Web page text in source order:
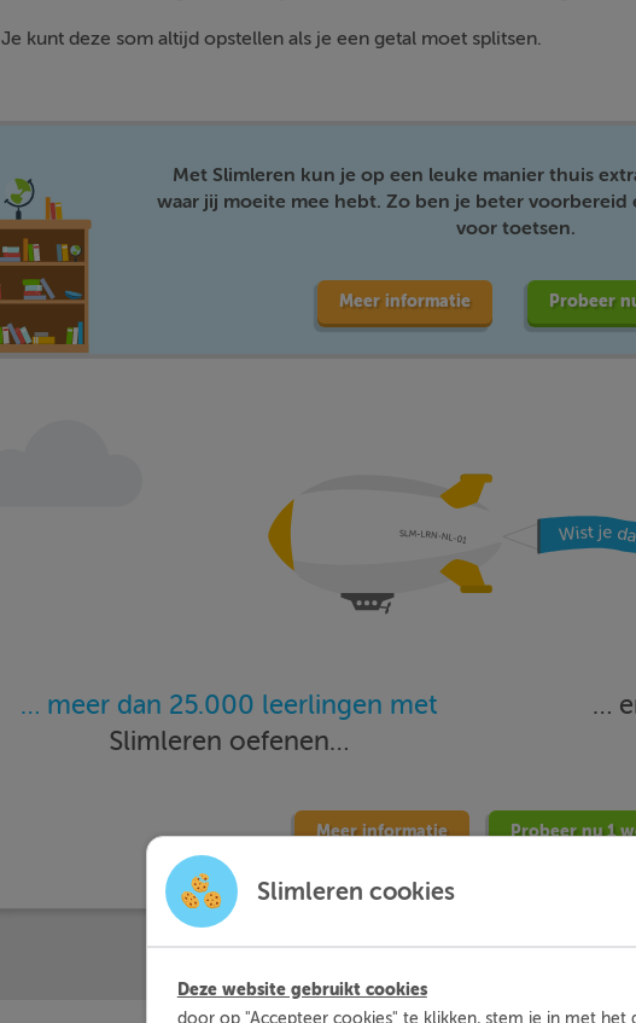
Je kunt deze som altijd opstellen als je een getal moet splitsen.
Met Slimleren kun je op een leuke manier thuis
waar jij moeite mee hebt. Zo ben je beter voorbereid
voor toetsen.
Meer informatie Probeer
… meer dan 25.000 leerlingen met
Slimleren oefenen…
…
Meer informatie Probeer nu 1
Slimleren cookies
Deze website gebruikt cookies
door op "Accepteer cookies" te klikken, stem je in met het